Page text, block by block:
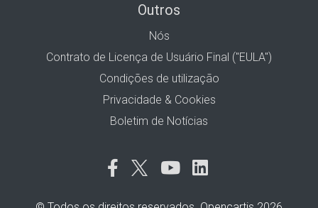
Outros
Nós
Contrato de Licença de Usuário Final ("EULA")
Condições de utilização
Privacidade & Cookies
Boletim de Notícias